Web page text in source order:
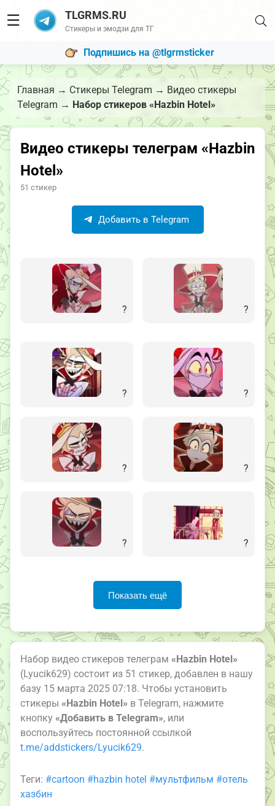
☰ TLGRMS.RU
Стикеры и эмодзи для ТГ
Подпишись на @tlgrmsticker
Главная → Стикеры Telegram → Видео стикеры
Telegram → Набор стикеров «Hazbin Hotel»
Видео стикеры телеграм «Hazbin
Hotel»
51 стикер
Добавить в Telegram
? ?
? ?
? ?
? ?
Показать ещё
Набор видео стикеров телеграм «Hazbin Hotel»
(Lyucik629) состоит из 51 стикер, добавлен в нашу
базу 15 марта 2025 07:18. Чтобы установить
стикеры «Hazbin Hotel» в Telegram, нажмите
кнопку «Добавить в Telegram», или
воспользуйтесь постоянной ссылкой
t.me/addstickers/Lyucik629.
Теги: #cartoon #hazbin hotel #мультфильм #отель
хазбин